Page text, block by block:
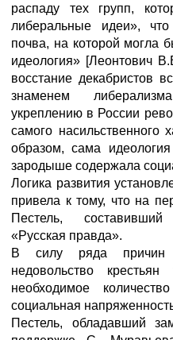
распаду тех групп,
либеральные идеи»,
почва, на которой могла
идеология» [Леонтович
восстание декабристов
знаменем
укреплению в России
самого насильственного
образом, сама
зародыше содержала
Логика развития
привела к тому, что на
Пестель,
«Русская правда».
В силу ряда причин
недовольство
необходимое
социальная
Пестель, обладавший